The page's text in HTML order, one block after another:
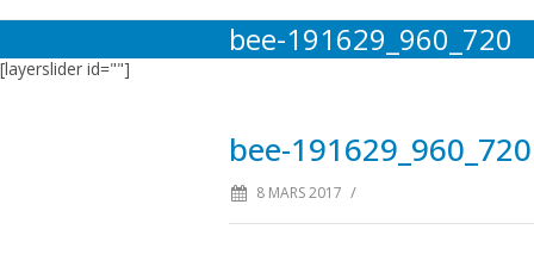
bee-191629_960_720
[layerslider id=""]
bee-191629_960_720
8 MARS 2017 /